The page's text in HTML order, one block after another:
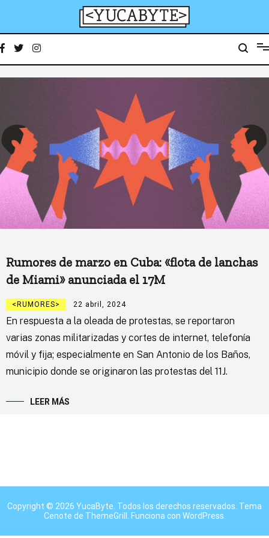
YucaByte
Rumores de marzo en Cuba: «flota de lanchas
de Miami» anunciada el 17M
RUMORES 22 abril, 2024
En respuesta a la oleada de protestas, se reportaron
varias zonas militarizadas y cortes de internet, telefonía
móvil y fija; especialmente en San Antonio de los Baños,
municipio donde se originaron las protestas del 11J.
LEER MÁS
Copyright © 2026 YucaByte . Todos los derechos reservados. Tema
Cenote de ThemeGrill. Funciona con WordPress